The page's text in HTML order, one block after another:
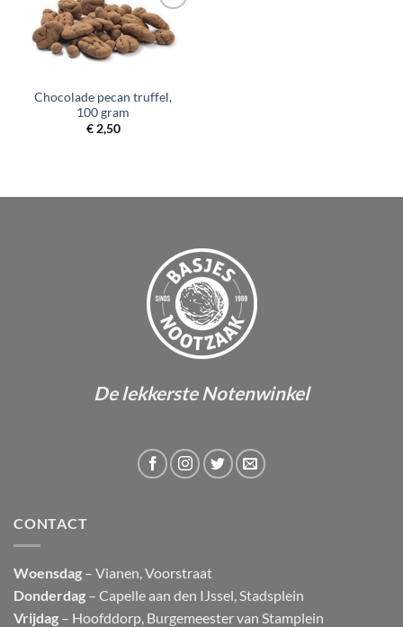
Toevoegen
aan
verlanglijst
Chocolade pecan truffel,
100 gram
€2,50
De lekkerste Notenwinkel
CONTACT
Woensdag – Vianen, Voorstraat
Donderdag – Capelle aan den IJssel, Stadsplein
Vrijdag – Hoofddorp, Burgemeester van Stamplein